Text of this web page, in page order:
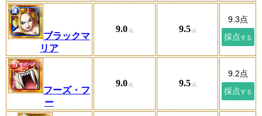
ブラックマ
リア
9.0 9.5
フーズ・フ
ー
9.0 9.5